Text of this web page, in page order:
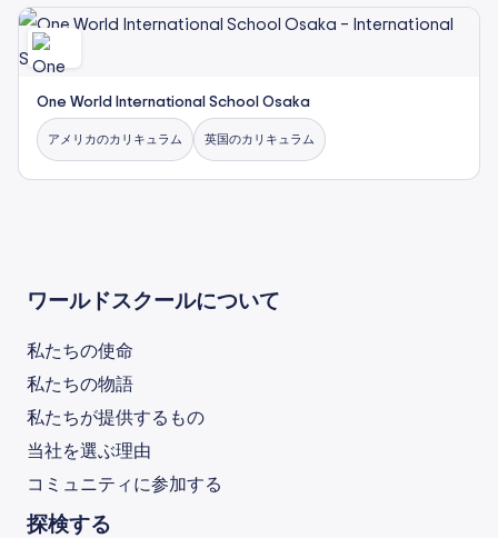
One World International School Osaka
アメリカのカリキュラム 英国のカリキュラム
ワールドスクールについて
私たちの使命
私たちの物語
私たちが提供するもの
当社を選ぶ理由
コミュニティに参加する
探検する